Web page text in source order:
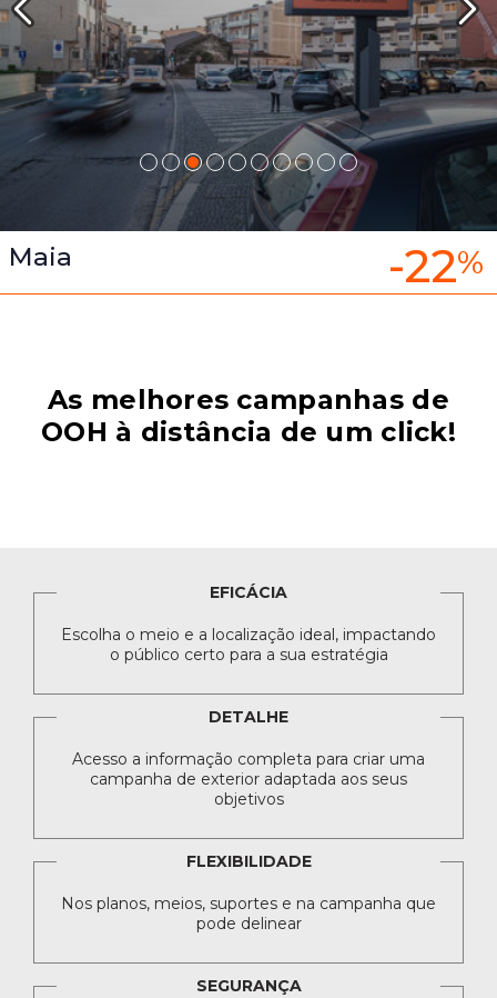
Maia -22%
As melhores campanhas de
OOH à distância de um click!
EFICÁCIA
Escolha o meio e a localização ideal, impactando
o público certo para a sua estratégia
DETALHE
Acesso a informação completa para criar uma
campanha de exterior adaptada aos seus
objetivos
FLEXIBILIDADE
Nos planos, meios, suportes e na campanha que
pode delinear
SEGURANÇA